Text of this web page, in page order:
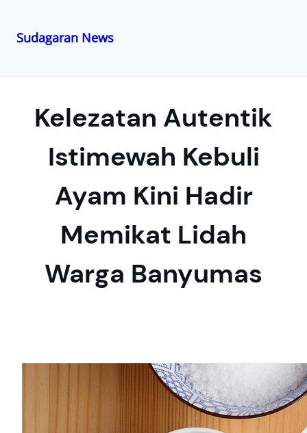
Sudagaran News
Kelezatan Autentik
Istimewah Kebuli
Ayam Kini Hadir
Memikat Lidah
Warga Banyumas